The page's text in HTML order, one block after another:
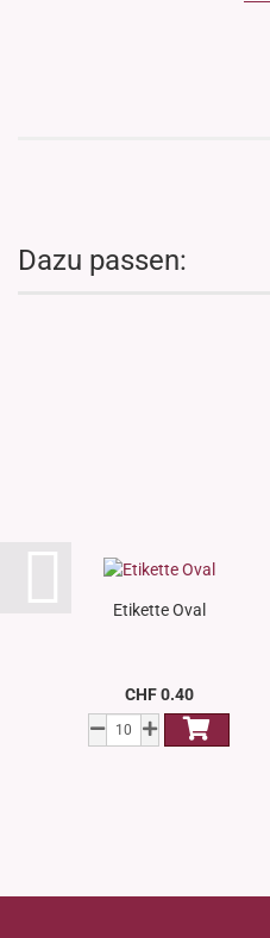
Dazu passen:
Etikette Oval
CHF 0.40